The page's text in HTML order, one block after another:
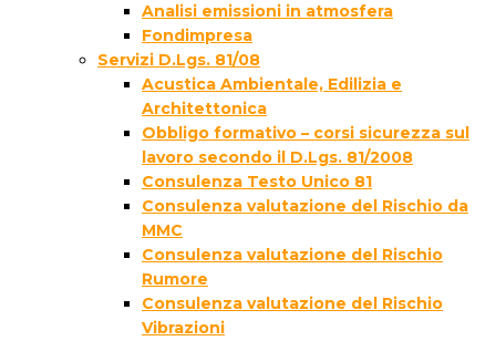
Analisi emissioni in atmosfera
Fondimpresa
Servizi D.Lgs. 81/08
Acustica Ambientale, Edilizia e
Architettonica
Obbligo formativo – corsi sicurezza sul
lavoro secondo il D.Lgs. 81/2008
Consulenza Testo Unico 81
Consulenza valutazione del Rischio da
MMC
Consulenza valutazione del Rischio
Rumore
Consulenza valutazione del Rischio
Vibrazioni